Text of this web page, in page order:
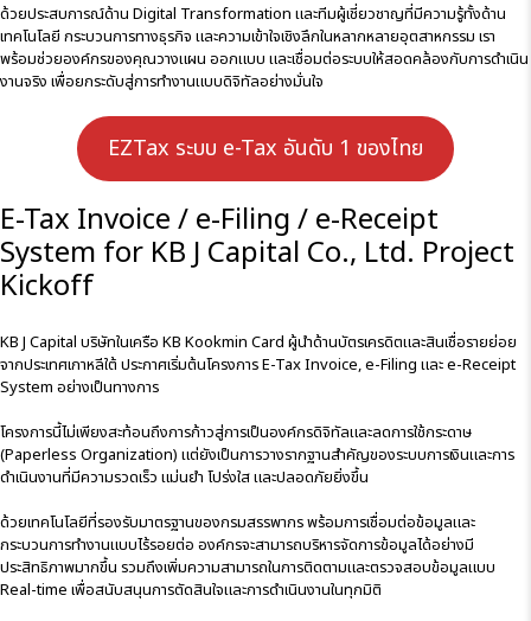
ด้วยประสบการณ์ด้าน Digital Transformation และทีมผู้เชี่ยวชาญที่มีความรู้ทั้งด้าน
เทคโนโลยี กระบวนการทางธุรกิจ และความเข้าใจเชิงลึกในหลากหลายอุตสาหกรรม เรา
พร้อมช่วยองค์กรของคุณวางแผน ออกแบบ และเชื่อมต่อระบบให้สอดคล้องกับการดำเนิน
งานจริง เพื่อยกระดับสู่การทำงานแบบดิจิทัลอย่างมั่นใจ
EZTax ระบบ e-Tax อันดับ 1 ของไทย
E-Tax Invoice / e-Filing / e-Receipt
System for KB J Capital Co., Ltd. Project
Kickoff
KB J Capital บริษัทในเครือ KB Kookmin Card ผู้นำด้านบัตรเครดิตและสินเชื่อรายย่อย
จากประเทศเกาหลีใต้ ประกาศเริ่มต้นโครงการ E-Tax Invoice, e-Filing และ e-Receipt
System อย่างเป็นทางการ
โครงการนี้ไม่เพียงสะท้อนถึงการก้าวสู่การเป็นองค์กรดิจิทัลและลดการใช้กระดาษ
(Paperless Organization) แต่ยังเป็นการวางรากฐานสำคัญของระบบการเงินและการ
ดำเนินงานที่มีความรวดเร็ว แม่นยำ โปร่งใส และปลอดภัยยิ่งขึ้น
ด้วยเทคโนโลยีที่รองรับมาตรฐานของกรมสรรพากร พร้อมการเชื่อมต่อข้อมูลและ
กระบวนการทำงานแบบไร้รอยต่อ องค์กรจะสามารถบริหารจัดการข้อมูลได้อย่างมี
ประสิทธิภาพมากขึ้น รวมถึงเพิ่มความสามารถในการติดตามและตรวจสอบข้อมูลแบบ
Real-time เพื่อสนับสนุนการตัดสินใจและการดำเนินงานในทุกมิติ